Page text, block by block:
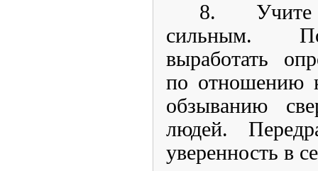
8. Учите
сильным.
выработать
по отношению
обзыванию
людей.
уверенность в